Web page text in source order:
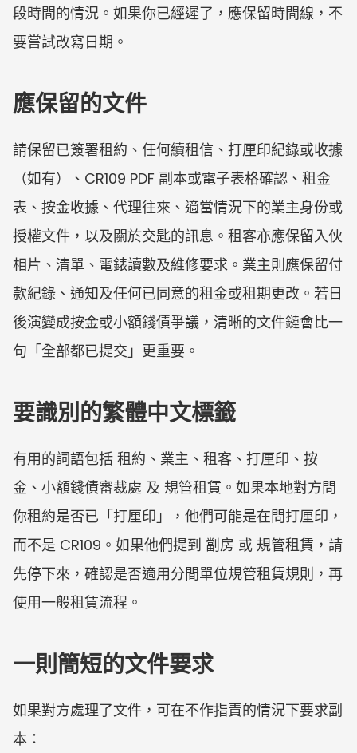
段時間的情況。如果你已經遲了，應保留時間線，不
要嘗試改寫日期。
應保留的文件
請保留已簽署租約、任何續租信、打厘印紀錄或收據
（如有）、CR109 PDF 副本或電子表格確認、租金
表、按金收據、代理往來、適當情況下的業主身份或
授權文件，以及關於交匙的訊息。租客亦應保留入伙
相片、清單、電錶讀數及維修要求。業主則應保留付
款紀錄、通知及任何已同意的租金或租期更改。若日
後演變成按金或小額錢債爭議，清晰的文件鏈會比一
句「全部都已提交」更重要。
要識別的繁體中文標籤
有用的詞語包括 租約、業主、租客、打厘印、按
金、小額錢債審裁處 及 規管租賃。如果本地對方問
你租約是否已「打厘印」，他們可能是在問打厘印，
而不是 CR109。如果他們提到 劏房 或 規管租賃，請
先停下來，確認是否適用分間單位規管租賃規則，再
使用一般租賃流程。
一則簡短的文件要求
如果對方處理了文件，可在不作指責的情況下要求副
本：